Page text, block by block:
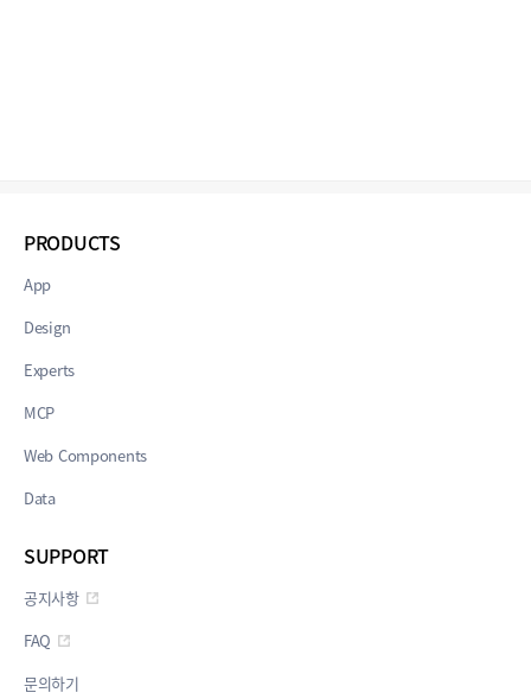
PRODUCTS
App
Design
Experts
MCP
Web Components
Data
SUPPORT
공지사항
FAQ
문의하기